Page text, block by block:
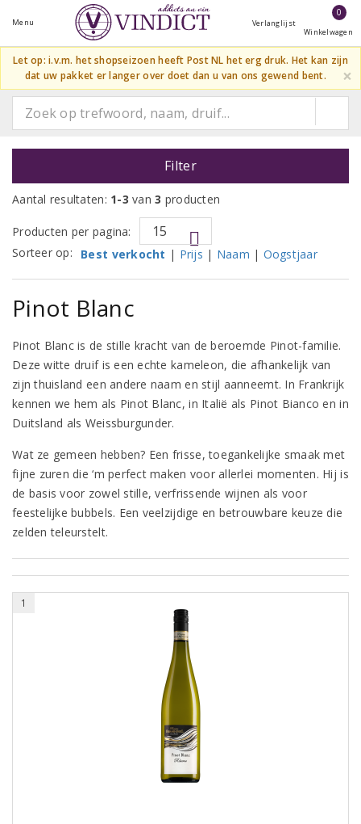
Menu Verlanglijst
0
Winkelwagen
Let op: i.v.m. het shopseizoen heeft Post NL het erg druk. Het kan zijn
dat uw pakket er langer over doet dan u van ons gewend bent.
×
Filter
Aantal resultaten: 1-3 van3 producten
Producten per pagina:
Sorteer op:
Best verkocht | Prijs | Naam | Oogstjaar
Pinot Blanc
Pinot Blanc is de stille kracht van de beroemde Pinot-familie.
Deze witte druif is een echte kameleon, die afhankelijk van
zijn thuisland een andere naam en stijl aanneemt. In Frankrijk
kennen we hem als Pinot Blanc, in Italië als Pinot Bianco en in
Duitsland als Weissburgunder.
Wat ze gemeen hebben? Een frisse, toegankelijke smaak met
fijne zuren die ‘m perfect maken voor allerlei momenten. Hij is
de basis voor zowel stille, verfrissende wijnen als voor
feestelijke bubbels. Een veelzijdige en betrouwbare keuze die
zelden teleurstelt.
1